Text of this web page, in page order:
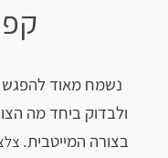
נשמח מאוד להפגש
ולבדוק ביחד מה
בצורה המייטבית.